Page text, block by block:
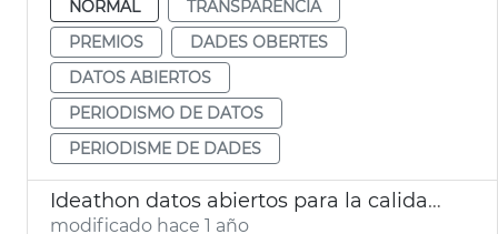
NORMAL
TRANSPARÈNCIA
PREMIOS
DADES OBERTES
DATOS ABIERTOS
PERIODISMO DE DATOS
PERIODISME DE DADES
Ideathon datos abiertos para la calidad de vida en VLC
modificado hace 1 año